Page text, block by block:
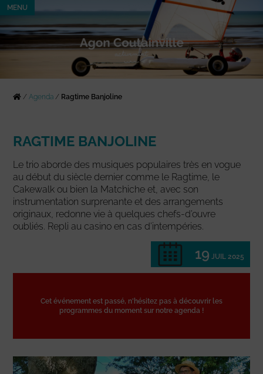
MENU
/Agenda / Ragtime Banjoline
RAGTIME BANJOLINE
Le trio aborde des musiques populaires très en vogue
au début du siècle dernier comme le Ragtime, le
Cakewalk ou bien la Matchiche et, avec son
instrumentation surprenante et des arrangements
originaux, redonne vie à quelques chefs-d’ouvre
oubliés. Repli au casino en cas d’intempéries.
19 JUIL 2025
Cet événement est passé, n'hésitez pas à découvrir les
programmes du moment sur notre agenda !